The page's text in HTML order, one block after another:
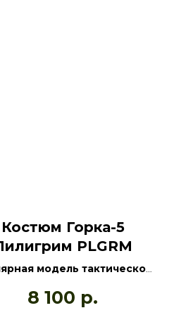
Костюм Горка-5
PLGRM
модель тактической
производства
8 100 р.